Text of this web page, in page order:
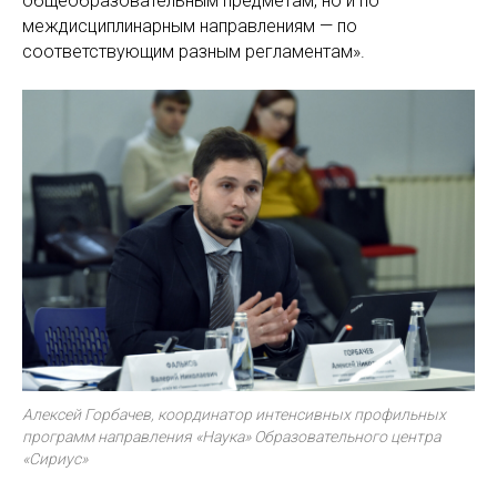
междисциплинарным направлениям — по
соответствующим разным регламентам».
Алексей Горбачев, координатор интенсивных профильных
программ направления «Наука» Образовательного центра
«Сириус»